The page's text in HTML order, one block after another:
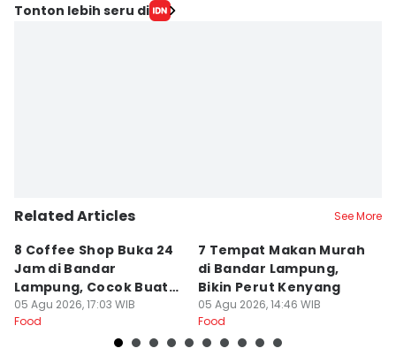
Tonton lebih seru di
Related Articles See More
8 Coffee Shop Buka 24
Jam di Bandar
Lampung, Cocok Buat
Begadang
05 Agu 2026, 17:03 WIB
Food
7 Tempat Makan Murah
di Bandar Lampung,
Bikin Perut Kenyang
05 Agu 2026, 14:46 WIB
Food